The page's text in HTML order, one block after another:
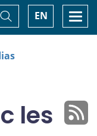
EN
Basculer
la
recherche
les